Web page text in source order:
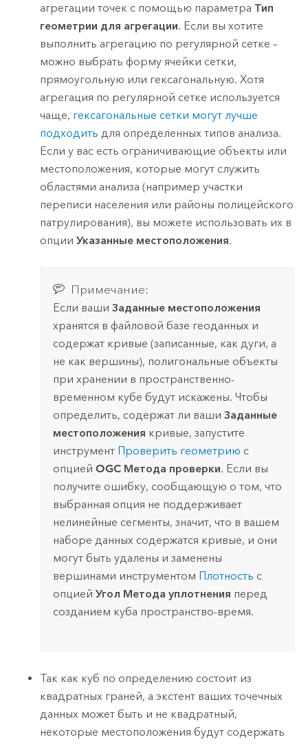
агрегации точек с помощью параметра Тип
геометрии для агрегации. Если вы хотите
выполнить агрегацию по регулярной сетке –
можно выбрать форму ячейки сетки,
прямоугольную или гексагональную. Хотя
агрегация по регулярной сетке используется
чаще, гексагональные сетки могут лучше
подходить для определенных типов анализа.
Если у вас есть ограничивающие объекты или
местоположения, которые могут служить
областями анализа (например участки
переписи населения или районы полицейского
патрулирования), вы можете использовать их в
опцииУказанные местоположения.
Примечание:
Если ваши Заданные местоположения
хранятся в файловой базе геоданных и
содержат кривые (записанные, как дуги, а
не как вершины), полигональные объекты
при хранении в пространственно-
временном кубе будут искажены. Чтобы
определить, содержат ли ваши Заданные
местоположения кривые, запустите
инструмент Проверить геометрию с
опцией OGC Метода проверки. Если вы
получите ошибку, сообщающую о том, что
выбранная опция не поддерживает
нелинейные сегменты, значит, что в вашем
наборе данных содержатся кривые, и они
могут быть удалены и заменены
вершинами инструментом Плотность с
опцией Угол Метода уплотнения перед
созданием куба пространство-время.
Так как куб по определению состоит из
квадратных граней, а экстент ваших точечных
данных может быть и не квадратный,
некоторые местоположения будут содержать